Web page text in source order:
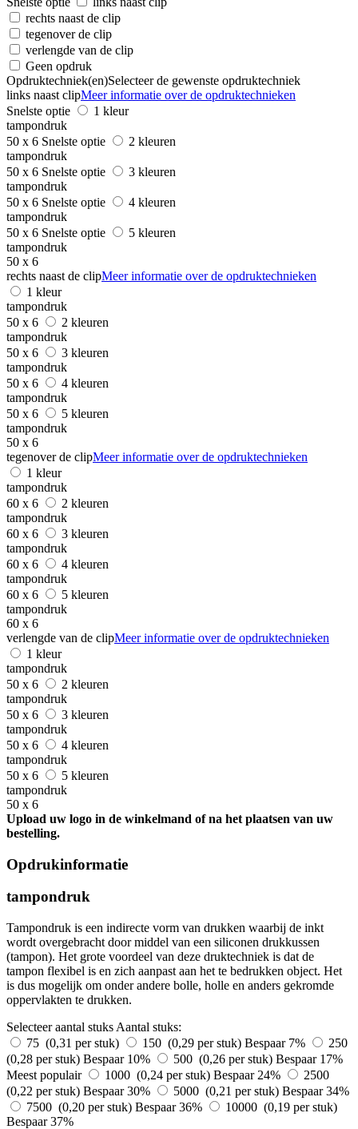
rechts naast de clip
tegenover de clip
verlengde van de clip
Geen opdruk
Opdruktechniek(en)Selecteer de gewenste opdruktechniek
links naast clipMeer informatie over de opdruktechnieken
Snelste optie
1 kleur
tampondruk
50 x 6 Snelste optie
2 kleuren
tampondruk
50 x 6 Snelste optie
3 kleuren
tampondruk
50 x 6 Snelste optie
4 kleuren
tampondruk
50 x 6 Snelste optie
5 kleuren
tampondruk
50 x 6
rechts naast de clipMeer informatie over de opdruktechnieken
1 kleur
tampondruk
50 x 6
2 kleuren
tampondruk
50 x 6
3 kleuren
tampondruk
50 x 6
4 kleuren
tampondruk
50 x 6
5 kleuren
tampondruk
50 x 6
tegenover de clipMeer informatie over de opdruktechnieken
1 kleur
tampondruk
60 x 6
2 kleuren
tampondruk
60 x 6
3 kleuren
tampondruk
60 x 6
4 kleuren
tampondruk
60 x 6
5 kleuren
tampondruk
60 x 6
verlengde van de clipMeer informatie over de opdruktechnieken
1 kleur
tampondruk
50 x 6
2 kleuren
tampondruk
50 x 6
3 kleuren
tampondruk
50 x 6
4 kleuren
tampondruk
50 x 6
5 kleuren
tampondruk
50 x 6
Upload uw logo in de winkelmand of na het plaatsen van uw
bestelling.
Opdrukinformatie
tampondruk
Tampondruk is een indirecte vorm van drukken waarbij de inkt
wordt overgebracht door middel van een siliconen drukkussen
(tampon). Het grote voordeel van deze druktechniek is dat de
tampon flexibel is en zich aanpast aan het te bedrukken object. Het
is dus mogelijk om onder andere bolle, holle en anders gekromde
oppervlakten te drukken.
Selecteer aantal stuks Aantal stuks:
75 (0,31 per stuk)
150 (0,29 per stuk) Bespaar 7%
250
(0,28 per stuk) Bespaar 10% 500 (0,26 per stuk) Bespaar 17%
Meest populair
1000 (0,24 per stuk) Bespaar 24%
2500
(0,22 per stuk) Bespaar 30% 5000 (0,21 per stuk) Bespaar 34%
7500 (0,20 per stuk) Bespaar 36%
10000 (0,19 per stuk)
Bespaar 37%